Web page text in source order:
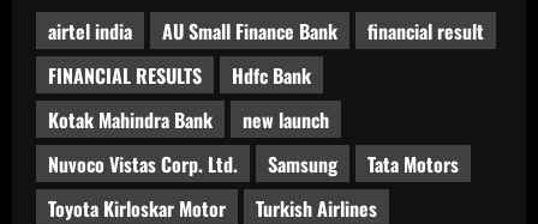
airtel india AU Small Finance Bank
financial result
FINANCIAL RESULTS
Hdfc Bank
Kotak Mahindra Bank
new launch
Nuvoco Vistas Corp. Ltd.
Samsung
Tata Motors
Toyota Kirloskar Motor
Turkish Airlines